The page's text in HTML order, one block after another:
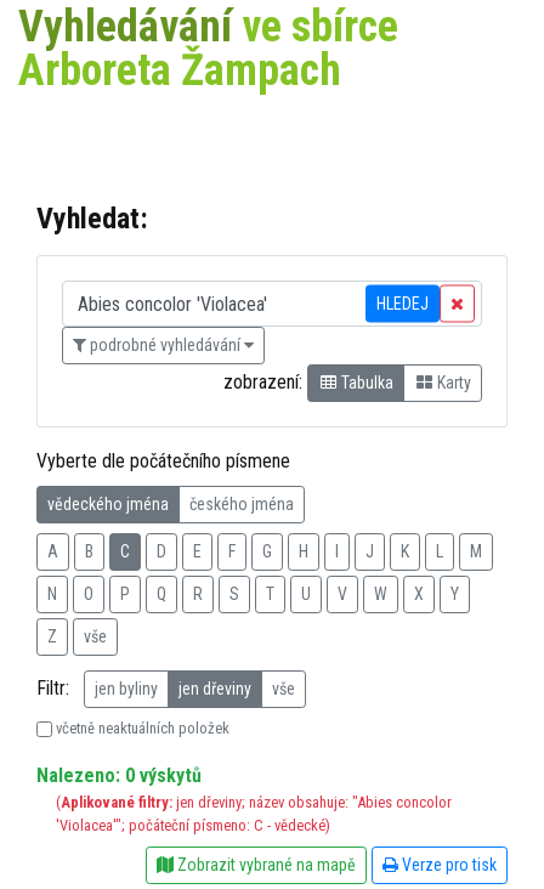
Vyhledáváníve sbírce
Arboreta Žampach
Vyhledat:
HLEDEJ
podrobné vyhledávání
zobrazení: Tabulka Karty
Vyberte dle počátečního písmene
vědeckého jména českého jména
A B C D E F G H J K M
N O P Q R S T U V W X Y
Z vše
Filtr: jen byliny jen dřeviny vše
včetně neaktuálních položek
Nalezeno: 0 výskytů
(Aplikované filtry: jen dřeviny; název obsahuje: "Abies concolor
'Violacea'"; počáteční písmeno: C - vědecké)
Zobrazit vybrané na mapě Verze pro tisk